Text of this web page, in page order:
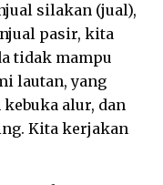
silakan (jual),
pasir, kita
tidak mampu
lautan, yang
alur, dan
Kita kerjakan